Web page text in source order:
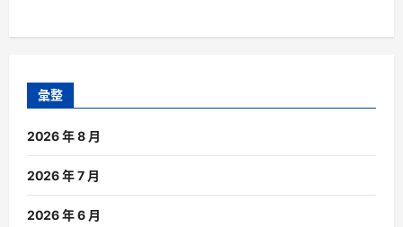
彙整
2026 年 8 月
2026 年 7 月
2026 年 6 月